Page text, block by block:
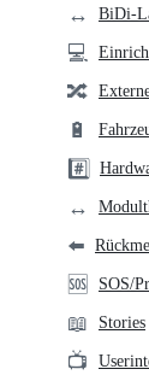
links
↔️ BiDi-
💻
🔀
🔋
#️⃣
↔️
⬅️
🆘 SOS/
📖 Stories
📺